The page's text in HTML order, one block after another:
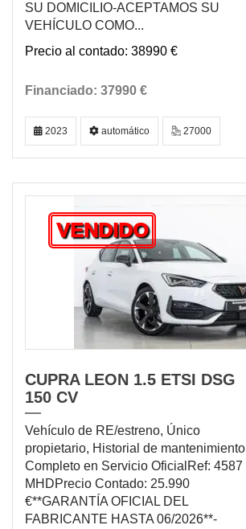
SU DOMICILIO-ACEPTAMOS SU
VEHÍCULO COMO...
38990 €
37990 €
2023 automático 27000
VENDIDO
CUPRA LEON 1.5 ETSI DSG
150 CV
Vehículo de RE/estreno, Único
propietario, Historial de mantenimiento
Completo en Servicio OficialRef: 4587
MHDPrecio Contado: 25.990
€**GARANTÍA OFICIAL DEL
FABRICANTE HASTA 06/2026**-